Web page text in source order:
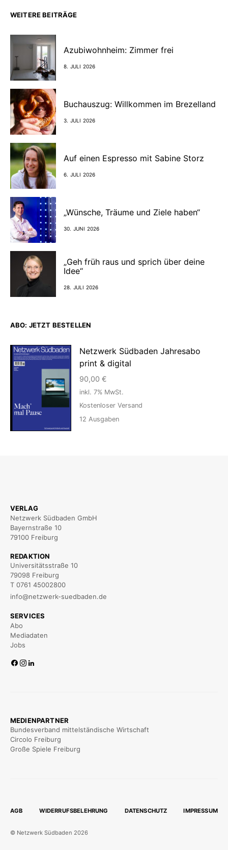
WEITERE BEITRÄGE
Azubiwohnheim: Zimmer frei
8. JULI 2026
Buchauszug: Willkommen im Brezelland
3. JULI 2026
Auf einen Espresso mit Sabine Storz
6. JULI 2026
„Wünsche, Träume und Ziele haben“
30. JUNI 2026
„Geh früh raus und sprich über deine
Idee“
28. JULI 2026
ABO: JETZT BESTELLEN
Netzwerk Südbaden Jahresabo
print & digital
90,00 €
inkl. 7% MwSt.
Kostenloser Versand
12 Ausgaben
VERLAG
Netzwerk Südbaden GmbH
Bayernstraße 10
79100 Freiburg
REDAKTION
Universitätsstraße 10
79098 Freiburg
T 0761 45002800
info@netzwerk-suedbaden.de
SERVICES
Abo
Mediadaten
Jobs
MEDIENPARTNER
Bundesverband mittelständische Wirtschaft
Circolo Freiburg
Große Spiele Freiburg
AGB WIDERRUFSBELEHRUNG DATENSCHUTZ IMPRESSUM
© Netzwerk Südbaden 2026